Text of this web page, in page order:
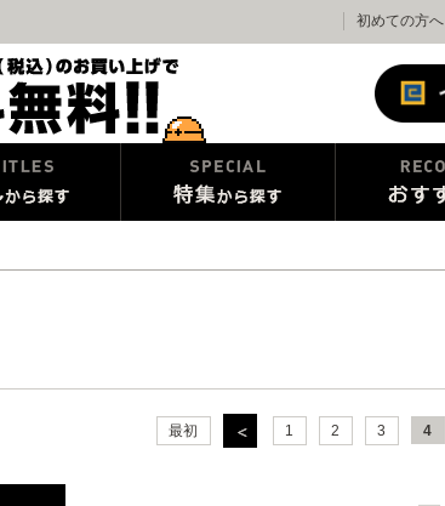
初めての方へ
最初 1 2 3 4